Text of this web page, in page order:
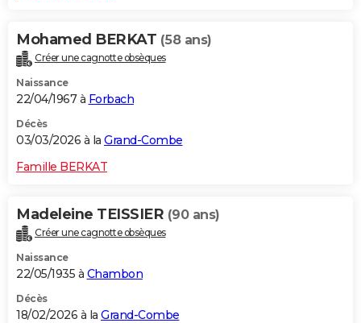
Mohamed BERKAT (58 ans)
Créer une cagnotte obsèques
Naissance
22/04/1967 à Forbach
Décès
03/03/2026 à la Grand-Combe
Famille BERKAT
Madeleine TEISSIER (90 ans)
Créer une cagnotte obsèques
Naissance
22/05/1935 à Chambon
Décès
18/02/2026 à la Grand-Combe